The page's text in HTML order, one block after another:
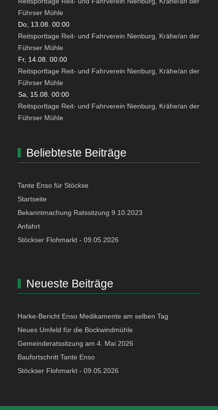
Führser Mühle
Do, 13.08. 00:00
Reitsporttage Reit- und Fahrverein Nienburg, Krähe/an der
Führser Mühle
Fr, 14.08. 00:00
Reitsporttage Reit- und Fahrverein Nienburg, Krähe/an der
Führser Mühle
Sa, 15.08. 00:00
Reitsporttage Reit- und Fahrverein Nienburg, Krähe/an der
Führser Mühle
Beliebteste Beiträge
Tante Enso für Stöckse
Startseite
Bekanntmachung Ratssitzung 9.10.2023
Anfahrt
Stöckser Flohmarkt - 09.05.2026
Neueste Beiträge
Harke-Bericht Enso Medikamente am selben Tag
Neues Umfeld für die Bockwindmühle
Gemeinderatssitzung am 4. Mai 2026
Baufortschritt Tante Enso
Stöckser Flohmarkt - 09.05.2026